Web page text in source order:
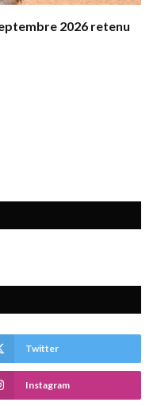
2026 retenu
Twitter
Instagram